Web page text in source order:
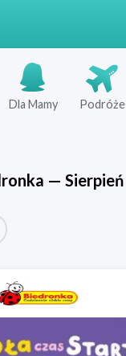
Dla Mamy Podróże
— Sierpień